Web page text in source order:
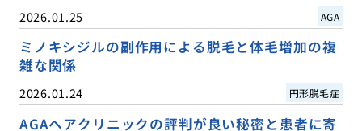
2026.01.25 AGA
ミノキシジルの副作用による脱毛と体毛増加の複
雑な関係
2026.01.24 円形脱毛症
AGAヘアクリニックの評判が良い秘密と患者に寄